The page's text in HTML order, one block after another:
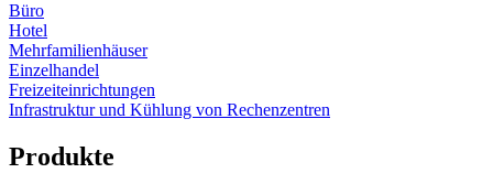
Büro
Hotel
Mehrfamilienhäuser
Einzelhandel
Freizeiteinrichtungen
Infrastruktur und Kühlung von Rechenzentren
Produkte